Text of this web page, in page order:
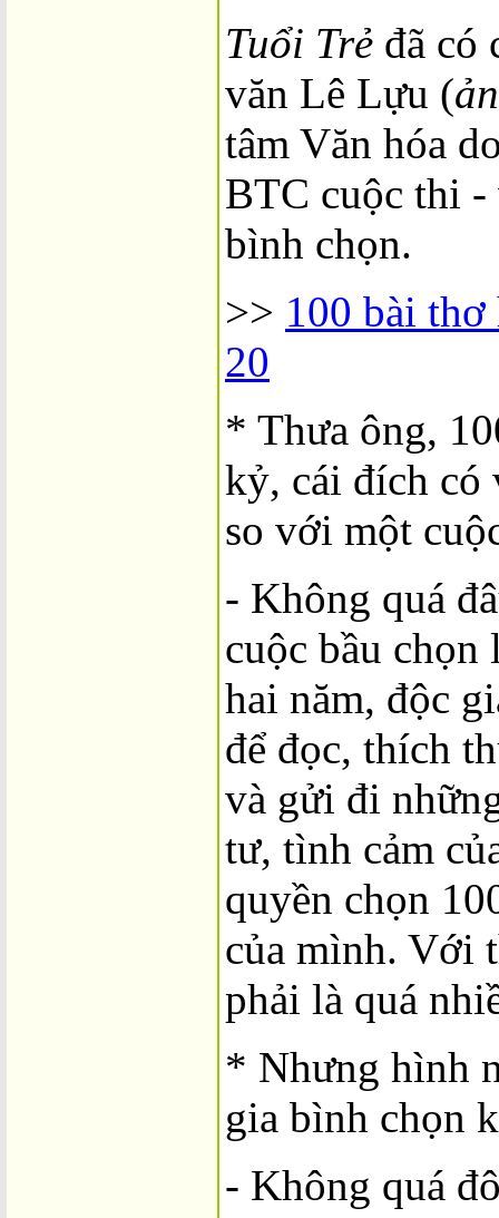
Tuổi Trẻ đã có
văn Lê Lựu (
tâm Văn hóa
BTC cuộc thi -
bình chọn.
>> 100 bài
20
* Thưa ông,
kỷ, cái đích có
so với một
- Không quá
cuộc bầu chọn
hai năm, độc
để đọc, thích
và gửi đi
tư, tình cảm
quyền chọn
của mình. Với
phải là quá
* Nhưng hình
gia bình chọn
- Không quá